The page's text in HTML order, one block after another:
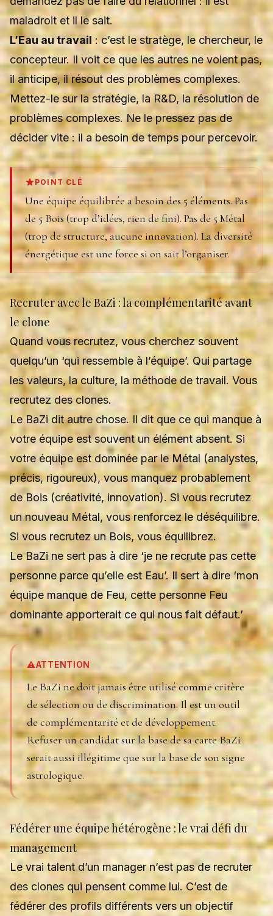
maladroit et il le sait.
L’Eau au travail : c’est le stratège, le chercheur, le
concepteur. Il voit ce que les autres ne voient pas,
il anticipe, il résout des problèmes complexes.
Mettez-le sur la stratégie, la R&D, la résolution de
problèmes complexes. Ne le pressez pas de
décider vite : il a besoin de temps pour percevoir.
POINT CLÉ
Une équipe équilibrée a besoin des 5 éléments. Pas
de 5 Bois (trop d’idées, rien de fini). Pas de 5 Métal
(trop de structure, aucune innovation). La diversité
énergétique est une force si on sait l’organiser.
Recruter avec le BaZi : la complémentarité avant
le clone
Quand vous recrutez, vous cherchez souvent
quelqu’un ‘qui ressemble à l’équipe’. Qui partage
les valeurs, la culture, la méthode de travail. Vous
recrutez des clones.
Le BaZi dit autre chose. Il dit que ce qui manque à
votre équipe est souvent un élément absent. Si
votre équipe est dominée par le Métal (analystes,
précis, rigoureux), vous manquez probablement
de Bois (créativité, innovation). Si vous recrutez
un nouveau Métal, vous renforcez le déséquilibre.
Si vous recrutez un Bois, vous équilibrez.
Le BaZi ne sert pas à dire ‘je ne recrute pas cette
personne parce qu’elle est Eau’. Il sert à dire ‘mon
équipe manque de Feu, cette personne Feu
dominante apporterait ce qui nous fait défaut.’
⚠️ATTENTION
Le BaZi ne doit jamais être utilisé comme critère
de sélection ou de discrimination. Il est un outil
de complémentarité et de développement.
Refuser un candidat sur la base de sa carte BaZi
serait aussi illégitime que sur la base de son signe
astrologique.
Fédérer une équipe hétérogène : le vrai défi du
management
Le vrai talent d’un manager n’est pas de recruter
des clones qui pensent comme lui. C’est de
fédérer des profils différents vers un objectif